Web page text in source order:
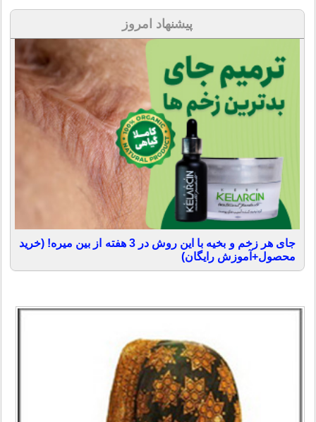
پیشنهاد امروز
جای هر زخم و بخیه با این روش در 3 هفته از بین میره! (خرید
محصول+آموزش رایگان)